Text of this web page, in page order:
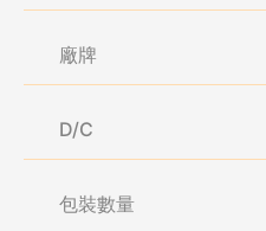
廠牌
D/C
包裝數量